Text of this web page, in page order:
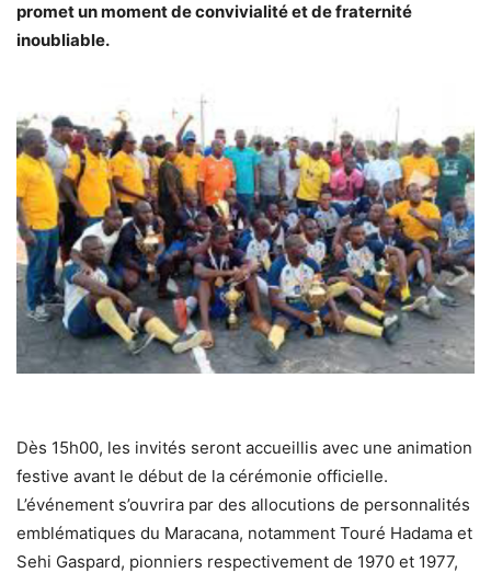
promet un moment de convivialité et de fraternité
inoubliable.
Dès 15h00, les invités seront accueillis avec une animation
festive avant le début de la cérémonie officielle.
L’événement s’ouvrira par des allocutions de personnalités
emblématiques du Maracana, notamment Touré Hadama et
Sehi Gaspard, pionniers respectivement de 1970 et 1977,